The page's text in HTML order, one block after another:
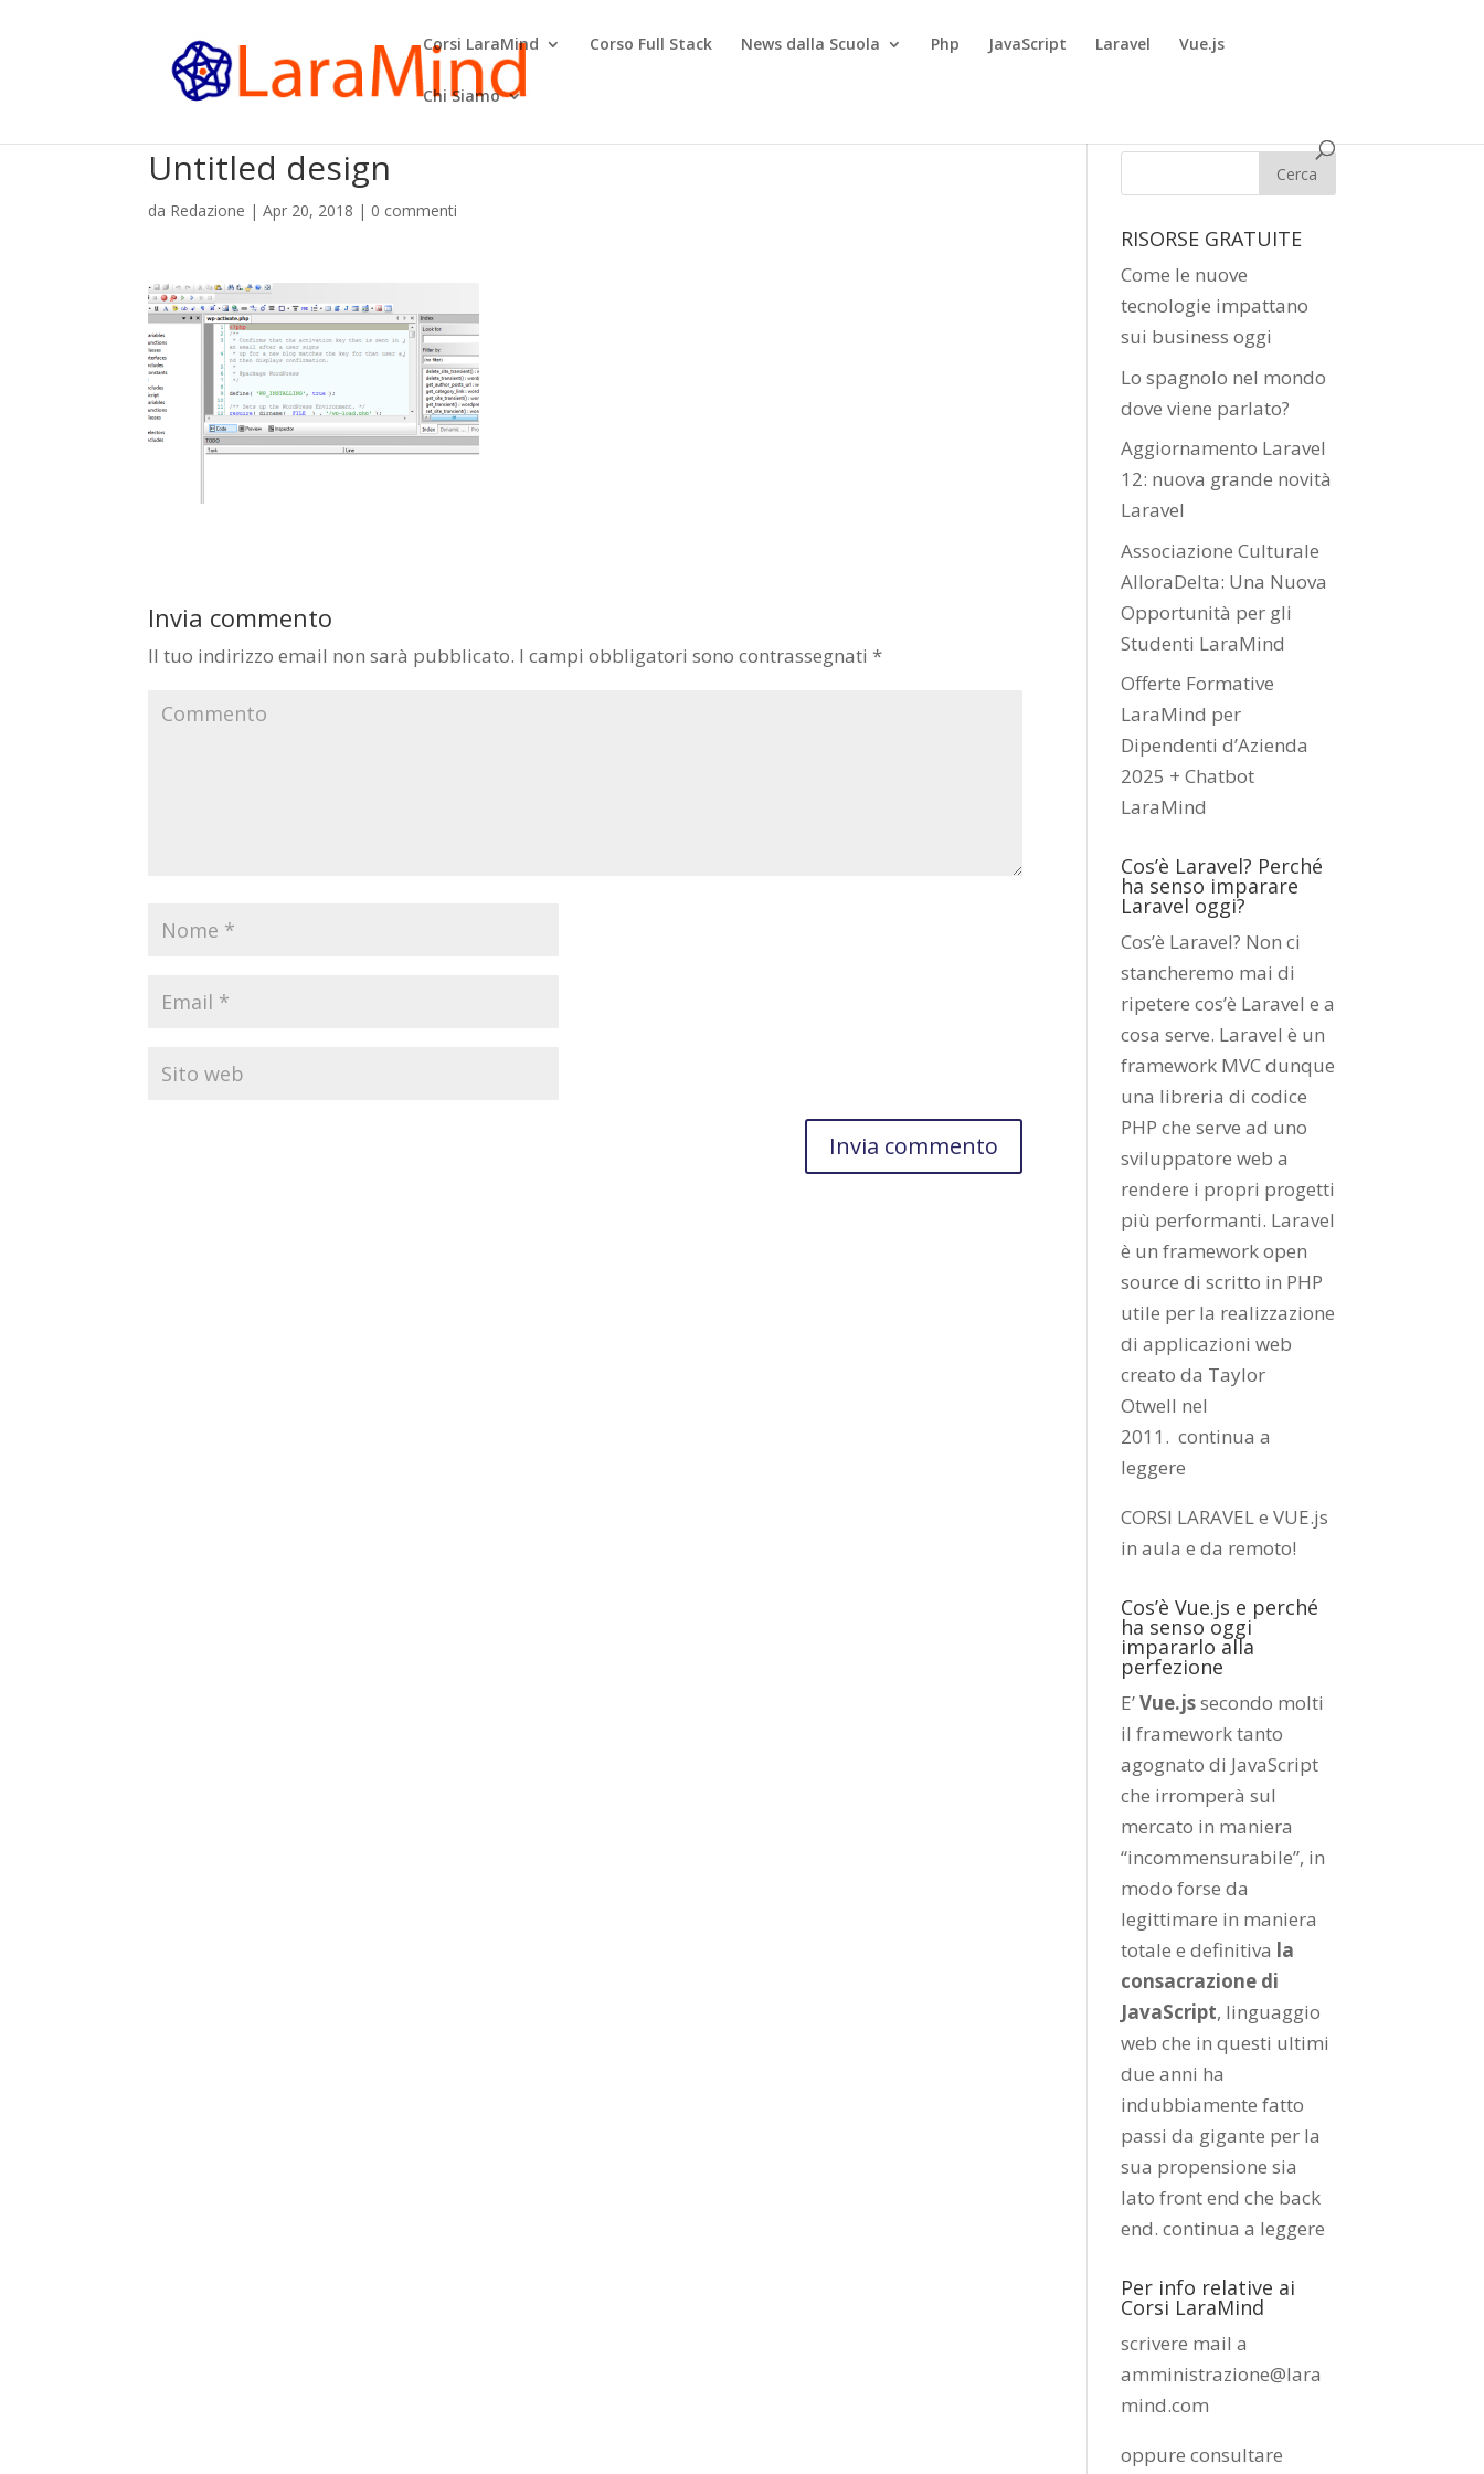
Corsi LaraMind Corso Full Stack News dalla Scuola Php JavaScript Laravel Vue.js
Chi Siamo
Untitled design
da Redazione |Apr 20, 2018 | 0 commenti
Invia commento
Il tuo indirizzo email non sarà pubblicato. I campi obbligatori sono contrassegnati *
RISORSE GRATUITE
Come le nuove
tecnologie impattano
sui business oggi
Lo spagnolo nel mondo
dove viene parlato?
Aggiornamento Laravel
12: nuova grande novità
Laravel
Associazione Culturale
AlloraDelta: Una Nuova
Opportunità per gli
Studenti LaraMind
Offerte Formative
LaraMind per
Dipendenti d’Azienda
2025 + Chatbot
LaraMind
Cos’è Laravel? Perché
ha senso imparare
Laravel oggi?
Cos’è Laravel? Non ci
stancheremo mai di
ripetere cos’è Laravel e a
cosa serve. Laravel è un
framework MVC dunque
una libreria di codice
PHP che serve ad uno
sviluppatore web a
rendere i propri progetti
più performanti. Laravel
è un framework open
source di scritto in PHP
utile per la realizzazione
di applicazioni web
creato da Taylor
Otwell nel
2011.continua a
leggere
CORSI LARAVEL e VUE.js
in aula e da remoto!
Cos’è Vue.js e perché
ha senso oggi
impararlo alla
perfezione
E’Vue.jssecondo molti
il framework tanto
agognato di JavaScript
che irromperà sul
mercato in maniera
“incommensurabile”, in
modo forse da
legittimare in maniera
totale e definitiva la
consacrazione di
JavaScript, linguaggio
web che in questi ultimi
due anni ha
indubbiamente fatto
passi da gigante per la
sua propensione sia
lato front end che back
end.continua a leggere
Per info relative ai
Corsi LaraMind
scrivere mail a
amministrazione@lara
mind.com
oppure consultare